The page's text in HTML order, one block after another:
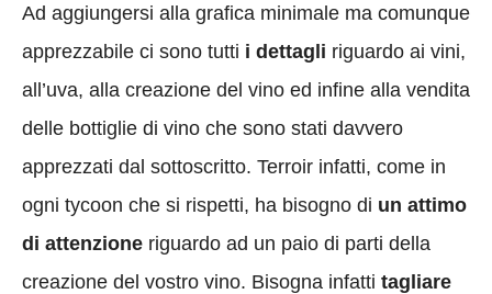
Ad aggiungersi alla grafica minimale ma comunque
apprezzabile ci sono tutti i dettagli riguardo ai vini,
all’uva, alla creazione del vino ed infine alla vendita
delle bottiglie di vino che sono stati davvero
apprezzati dal sottoscritto. Terroir infatti, come in
ogni tycoon che si rispetti, ha bisogno di un attimo
di attenzione riguardo ad un paio di parti della
creazione del vostro vino. Bisogna infatti tagliare